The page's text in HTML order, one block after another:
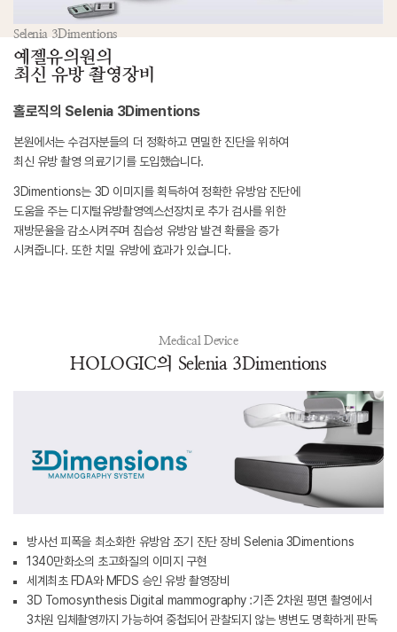
Selenia 3Dimentions
예젤유의원의
최신 유방 촬영장비
홀로직의 Selenia 3Dimentions
본원에서는 수검자분들의 더 정확하고 면밀한 진단을 위하여
최신 유방 촬영 의료기기를 도입했습니다.
3Dimentions는 3D 이미지를 획득하여 정확한 유방암 진단에
도움을 주는 디지털유방촬영엑스선장치로 추가 검사를 위한
재방문율을 감소시켜주며 침습성 유방암 발견 확률을 증가
시켜줍니다. 또한 치밀 유방에 효과가 있습니다.
Medical Device
HOLOGIC의 Selenia 3Dimentions
방사선 피폭을 최소화한 유방암 조기 진단 장비 Selenia 3Dimentions
1340만화소의 초고화질의 이미지 구현
세계최초 FDA와 MFDS 승인 유방 촬영장비
3D Tomosynthesis Digital mammography :기존 2차원 평면 촬영에서
3차원 입체촬영까지 가능하여 중첩되어 관찰되지 않는 병변도 명확하게 판독